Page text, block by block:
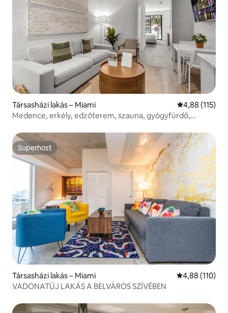
Társasházi lakás – Miami Átlagos
4,88 (115)
Medence, erkély, edzőterem, szauna, gyógyfürdő,
Superhost
Superhost
Társasházi lakás – Miami Átlagos
4,88 (110)
VADONATÚJ LAKÁS A BELVÁROS SZÍVÉBEN